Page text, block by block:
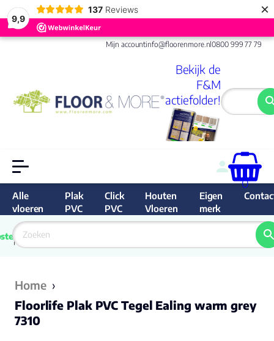
9,9
137 Reviews ×
Mijn accountinfo@floorenmore.nl0800 999 77 79
Bekijk de
F&M
actiefolder!
0
Alle
vloeren
Plak
PVC
Click
PVC
Houten
Vloeren
Eigen
merk
van
Nederland
9.6/10
Home ›
Floorlife Plak PVC Tegel Ealing warm grey
7310